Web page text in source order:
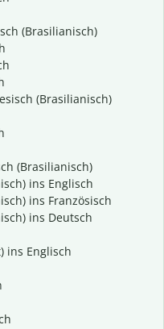
(Brasilianisch)
(Brasilianisch)
(Brasilianisch)
ins Englisch
ins Französisch
ins Deutsch
ins Englisch